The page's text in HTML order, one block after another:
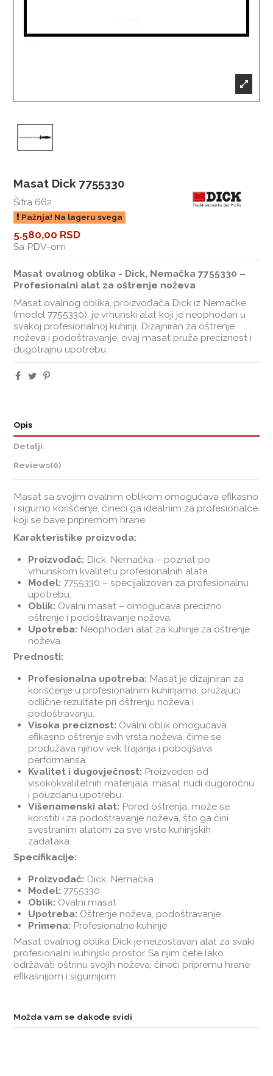
Masat Dick 7755330
Šifra 662
Pažnja! Na lageru svega
5.580,00 RSD
Sa PDV-om
Masat ovalnog oblika - Dick, Nemačka 7755330 –
Profesionalni alat za oštrenje noževa
Masat ovalnog oblika, proizvođača Dick iz Nemačke
(model 7755330), je vrhunski alat koji je neophodan u
svakoj profesionalnoj kuhinji. Dizajniran za oštrenje
noževa i podoštravanje, ovaj masat pruža preciznost i
dugotrajnu upotrebu.
Opis
Detalji
Reviews(0)
Masat sa svojim ovalnim oblikom omogućava efikasno
i sigurno korišćenje, čineći ga idealnim za profesionalce
koji se bave pripremom hrane.
Karakteristike proizvoda:
Proizvođač: Dick, Nemačka – poznat po
vrhunskom kvalitetu profesionalnih alata.
Model: 7755330 – specijalizovan za profesionalnu
upotrebu.
Oblik: Ovalni masat – omogućava precizno
oštrenje i podoštravanje noževa.
Upotreba: Neophodan alat za kuhinje za oštrenje
noževa.
Prednosti:
Profesionalna upotreba: Masat je dizajniran za
korišćenje u profesionalnim kuhinjama, pružajući
odlične rezultate pri oštrenju noževa i
podoštravanju.
Visoka preciznost: Ovalni oblik omogućava
efikasno oštrenje svih vrsta noževa, čime se
produžava njihov vek trajanja i poboljšava
performansa.
Kvalitet i dugovječnost: Proizveden od
visokokvalitetnih materijala, masat nudi dugoročnu
i pouzdanu upotrebu.
Višenamenski alat: Pored oštrenja, može se
koristiti i za podoštravanje noževa, što ga čini
svestranim alatom za sve vrste kuhinjskih
zadataka.
Specifikacije:
Proizvođač: Dick, Nemačka
Model: 7755330
Oblik: Ovalni masat
Upotreba: Oštrenje noževa, podoštravanje
Primena: Profesionalne kuhinje
Masat ovalnog oblika Dick je neizostavan alat za svaki
profesionalni kuhinjski prostor. Sa njim ćete lako
održavati oštrinu svojih noževa, čineći pripremu hrane
efikasnijom i sigurnijom.
Možda vam se dakođe svidi